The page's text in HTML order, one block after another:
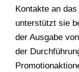
Kontakte an
unterstützt sie
der Ausgabe
der